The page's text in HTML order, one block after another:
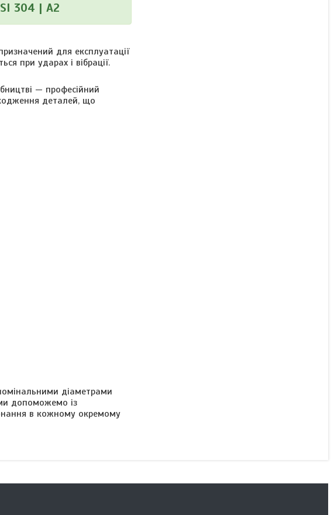
304 | A2
для експлуатації
при ударах і вібрації.
— професійний
деталей, що
діаметрами
допоможемо із
в кожному окремому